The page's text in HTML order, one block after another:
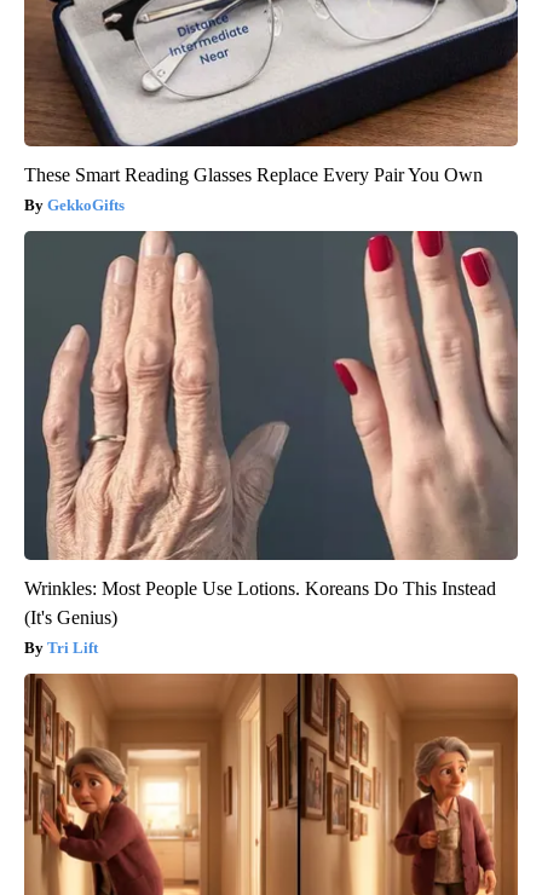
These Smart Reading Glasses Replace Every Pair You Own
GekkoGifts
Wrinkles: Most People Use Lotions. Koreans Do This Instead
(It's Genius)
Tri Lift